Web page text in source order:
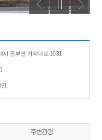
시 동부면 거제대로 1031
,
주변관광